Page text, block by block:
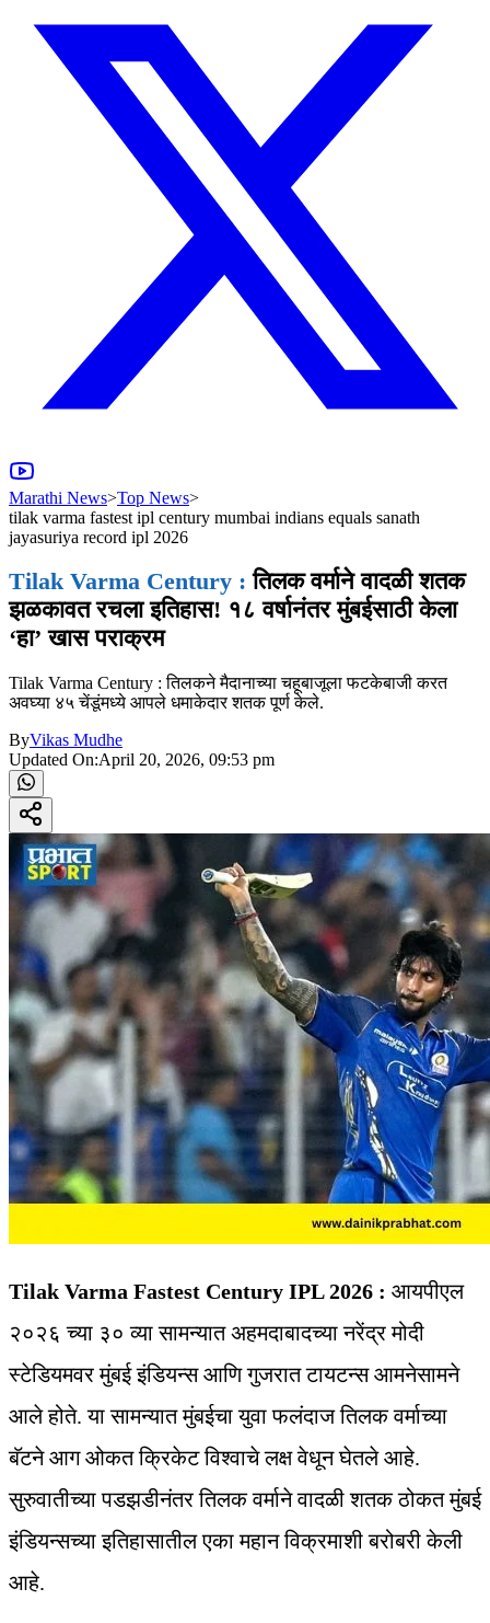
Marathi News>Top News>
tilak varma fastest ipl century mumbai indians equals sanath
jayasuriya record ipl 2026
Tilak Varma Century : तिलक वर्माने वादळी शतक
झळकावत रचला इतिहास! १८ वर्षानंतर मुंबईसाठी केला
‘हा’ खास पराक्रम
Tilak Varma Century : तिलकने मैदानाच्या चहूबाजूला फटकेबाजी करत
अवघ्या ४५ चेंडूंमध्ये आपले धमाकेदार शतक पूर्ण केले.
ByVikas Mudhe
Updated On:April 20, 2026, 09:53 pm
Tilak Varma Fastest Century IPL 2026 : आयपीएल
२०२६ च्या ३० व्या सामन्यात अहमदाबादच्या नरेंद्र मोदी
स्टेडियमवर मुंबई इंडियन्स आणि गुजरात टायटन्स आमनेसामने
आले होते. या सामन्यात मुंबईचा युवा फलंदाज तिलक वर्माच्या
बॅटने आग ओकत क्रिकेट विश्वाचे लक्ष वेधून घेतले आहे.
सुरुवातीच्या पडझडीनंतर तिलक वर्माने वादळी शतक ठोकत मुंबई
इंडियन्सच्या इतिहासातील एका महान विक्रमाशी बरोबरी केली
आहे.